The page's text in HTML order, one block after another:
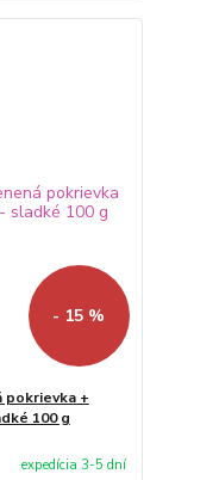
- 15 %
pokrievka +
100 g
expedícia 3-5 dní